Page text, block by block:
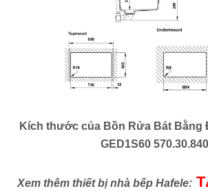
Kích thước của Bồn Rửa Bát Bằng
GED1S60 570.30.840
Xem thêm thiết bị nhà bếp Hafele: